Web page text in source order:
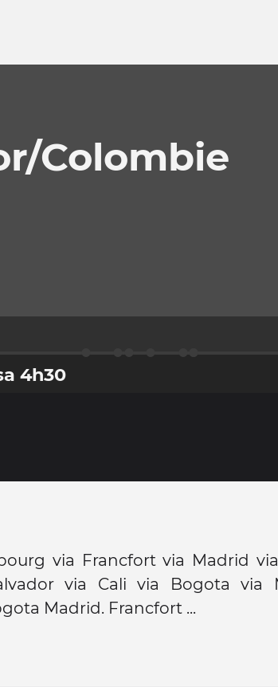
Colombie
4h30
via Francfort via Madrid
via Cali via Bogota via
Madrid. Francfort ...